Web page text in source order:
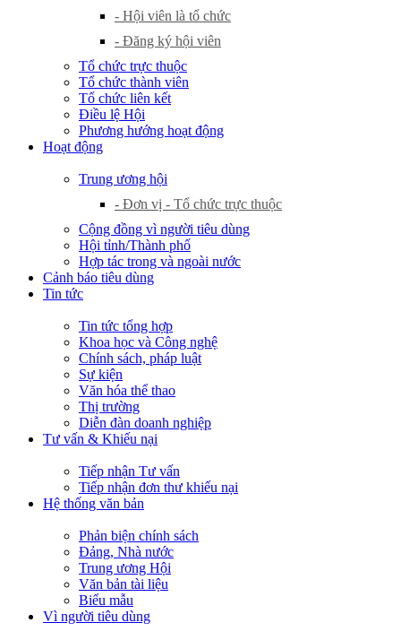
- Hội viên là tổ chức
- Đăng ký hội viên
Tổ chức trực thuộc
Tổ chức thành viên
Tổ chức liên kết
Điều lệ Hội
Phương hướng hoạt động
Hoạt động
Trung ương hội
- Đơn vị - Tổ chức trực thuộc
Cộng đồng vì người tiêu dùng
Hội tỉnh/Thành phố
Hợp tác trong và ngoài nước
Cảnh báo tiêu dùng
Tin tức
Tin tức tổng hợp
Khoa học và Công nghệ
Chính sách, pháp luật
Sự kiện
Văn hóa thể thao
Thị trường
Diễn đàn doanh nghiệp
Tư vấn & Khiếu nại
Tiếp nhận Tư vấn
Tiếp nhận đơn thư khiếu nại
Hệ thống văn bản
Phản biện chính sách
Đảng, Nhà nước
Trung ương Hội
Văn bản tài liệu
Biểu mẫu
Vì người tiêu dùng